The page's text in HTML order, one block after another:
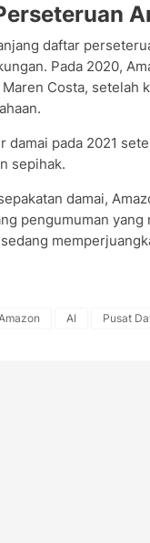
daftar
Pada 2020,
Costa, setelah
damai pada 2021
sepihak.
damai,
pengumuman
AI Pusat